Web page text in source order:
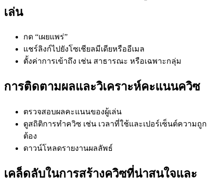
เล่น
กด “เผยแพร่”
แชร์ลิงก์ไปยังโซเชียลมีเดียหรืออีเมล
ตั้งค่าการเข้าถึง เช่น สาธารณะ หรือเฉพาะกลุ่ม
การติดตามผลและวิเคราะห์คะแนนควิซ
ตรวจสอบผลคะแนนของผู้เล่น
ดูสถิติการทำควิซ เช่น เวลาที่ใช้และเปอร์เซ็นต์ความถูก
ต้อง
ดาวน์โหลดรายงานผลลัพธ์
เคล็ดลับในการสร้างควิซที่น่าสนใจและ